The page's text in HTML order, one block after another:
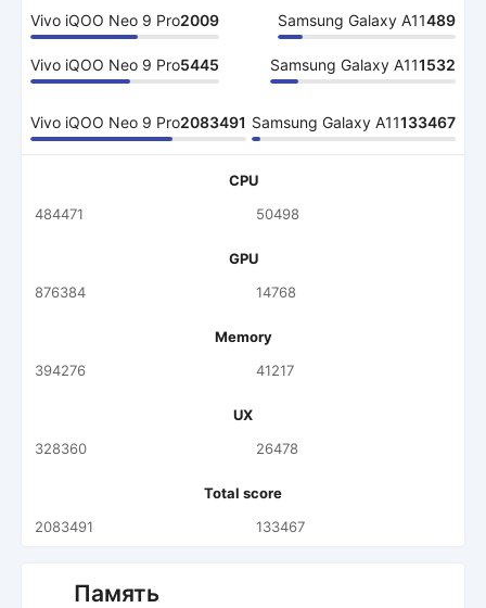
Vivo iQOO Neo 9 Pro2009 Samsung Galaxy A11489
Vivo iQOO Neo 9 Pro5445 Samsung Galaxy A111532
Vivo iQOO Neo 9 Pro2083491 Samsung Galaxy A11133467
CPU
484471
50498
GPU
876384
14768
Memory
394276
41217
UX
328360
26478
Total score
2083491
133467
Память